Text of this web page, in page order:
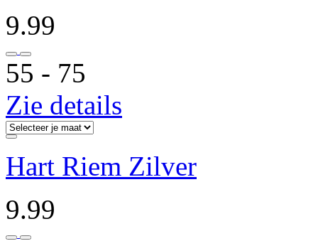
9.99
55 ‐ 75
Zie details
Hart Riem Zilver
9.99